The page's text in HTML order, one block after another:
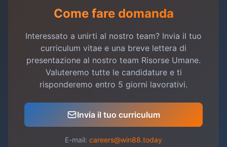
Come fare domanda
Interessato a unirti al nostro team? Invia il tuo
curriculum vitae e una breve lettera di
presentazione al nostro team Risorse Umane.
Valuteremo tutte le candidature e ti
risponderemo entro 5 giorni lavorativi.
Invia il tuo curriculum
E-mail: careers@win88.today